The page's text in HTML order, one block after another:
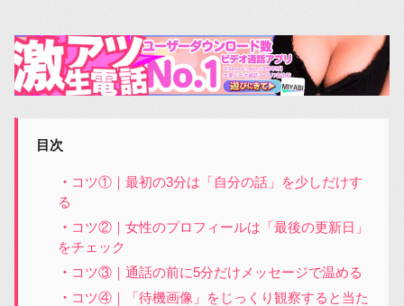
目次
コツ①｜最初の3分は「自分の話」を少しだけす
る
コツ②｜女性のプロフィールは「最後の更新日」
をチェック
コツ③｜通話の前に5分だけメッセージで温める
コツ④｜「待機画像」をじっくり観察すると当た